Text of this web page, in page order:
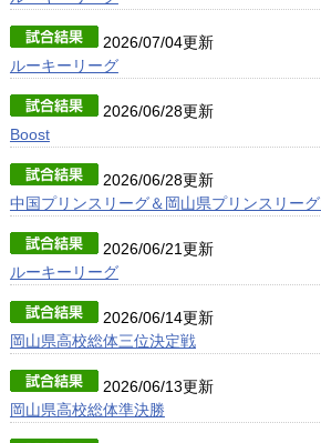
2026/07/04更新
ルーキーリーグ
2026/06/28更新
Boost
2026/06/28更新
中国プリンスリーグ＆岡山県プリンスリー
2026/06/21更新
ルーキーリーグ
2026/06/14更新
岡山県高校総体三位決定戦
2026/06/13更新
岡山県高校総体準決勝